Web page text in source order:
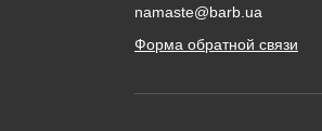
namaste@barb.ua
Форма обратной связи